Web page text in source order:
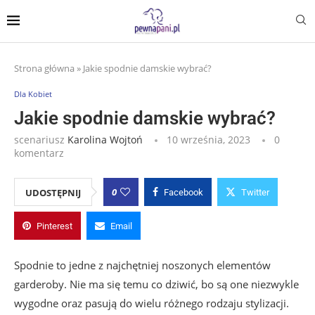
Strona główna » Jakie spodnie damskie wybrać?
Dla Kobiet
Jakie spodnie damskie wybrać?
scenariusz Karolina Wojtoń 10 września, 2023
0
komentarz
UDOSTĘPNIJ 0 Facebook Twitter
Pinterest Email
Spodnie to jedne z najchętniej noszonych elementów
garderoby. Nie ma się temu co dziwić, bo są one niezwykle
wygodne oraz pasują do wielu różnego rodzaju stylizacji.